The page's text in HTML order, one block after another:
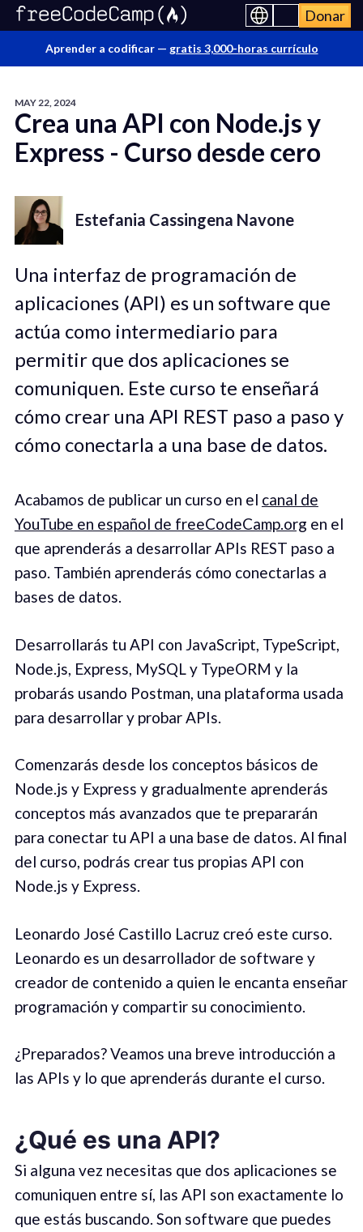
Donar
Aprender a codificar — gratis 3,000-horas currículo
MAY 22, 2024
Crea una API con Node.js y
Express - Curso desde cero
Estefania Cassingena Navone
Una interfaz de programación de
aplicaciones (API) es un software que
actúa como intermediario para
permitir que dos aplicaciones se
comuniquen. Este curso te enseñará
cómo crear una API REST paso a paso y
cómo conectarla a una base de datos.
Acabamos de publicar un curso en el canal de
YouTube en español de freeCodeCamp.org en el
que aprenderás a desarrollar APIs REST paso a
paso. También aprenderás cómo conectarlas a
bases de datos.
Desarrollarás tu API con JavaScript, TypeScript,
Node.js, Express, MySQL y TypeORM y la
probarás usando Postman, una plataforma usada
para desarrollar y probar APIs.
Comenzarás desde los conceptos básicos de
Node.js y Express y gradualmente aprenderás
conceptos más avanzados que te prepararán
para conectar tu API a una base de datos. Al final
del curso, podrás crear tus propias API con
Node.js y Express.
Leonardo José Castillo Lacruz creó este curso.
Leonardo es un desarrollador de software y
creador de contenido a quien le encanta enseñar
programación y compartir su conocimiento.
¿Preparados? Veamos una breve introducción a
las APIs y lo que aprenderás durante el curso.
¿Qué es una API?
Si alguna vez necesitas que dos aplicaciones se
comuniquen entre sí, las API son exactamente lo
que estás buscando. Son software que puedes